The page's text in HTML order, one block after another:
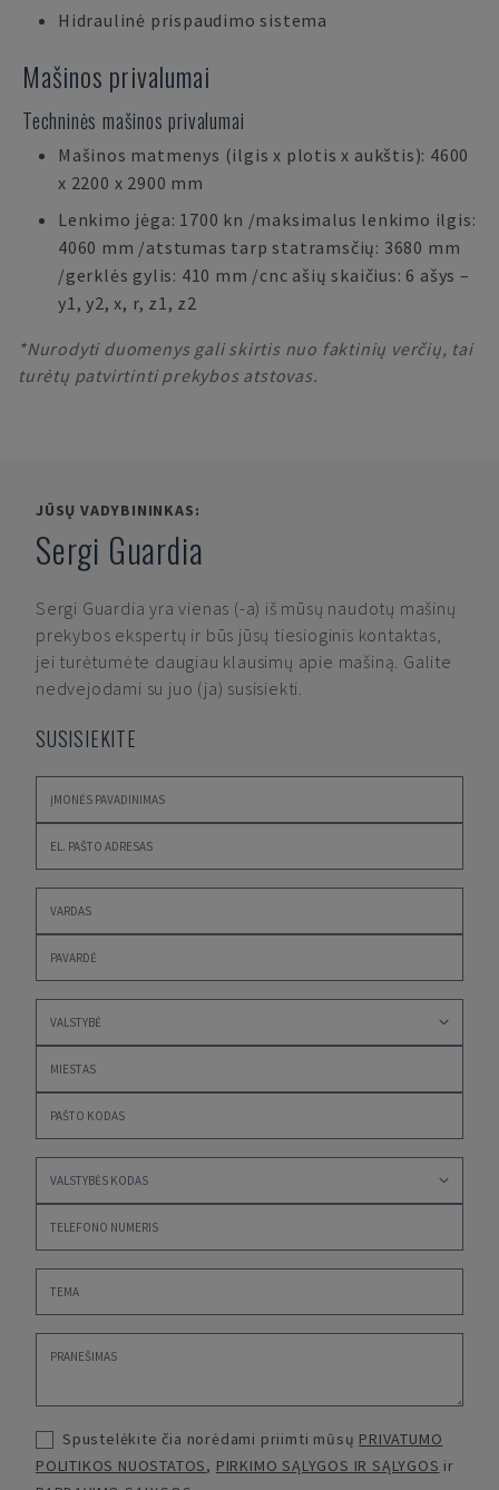
Hidraulinė prispaudimo sistema
Mašinos privalumai
Techninės mašinos privalumai
Mašinos matmenys (ilgis x plotis x aukštis): 4600
x 2200 x 2900 mm
Lenkimo jėga: 1700 kn /maksimalus lenkimo ilgis:
4060 mm /atstumas tarp statramsčių: 3680 mm
/gerklės gylis: 410 mm /cnc ašių skaičius: 6 ašys –
y1, y2, x, r, z1, z2
*Nurodyti duomenys gali skirtis nuo faktinių verčių, tai
turėtų patvirtinti prekybos atstovas.
JŪSŲ VADYBININKAS:
Sergi Guardia
Sergi Guardia yra vienas (-a) iš mūsų naudotų mašinų
prekybos ekspertų ir būs jūsų tiesioginis kontaktas,
jei turėtumėte daugiau klausimų apie mašiną. Galite
nedvejodami su juo (ja) susisiekti.
SUSISIEKITE
Spustelėkite čia norėdami priimti mūsų PRIVATUMO
POLITIKOS NUOSTATOS, PIRKIMO SĄLYGOS IR SĄLYGOS ir